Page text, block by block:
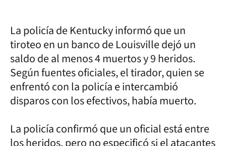
La policía de Kentucky informó que un
tiroteo en un banco de Louisville dejó un
saldo de al menos 4 muertos y 9 heridos.
Según fuentes oficiales, el tirador, quien se
enfrentó con la policía e intercambió
disparos con los efectivos, había muerto.
La policía confirmó que un oficial está entre